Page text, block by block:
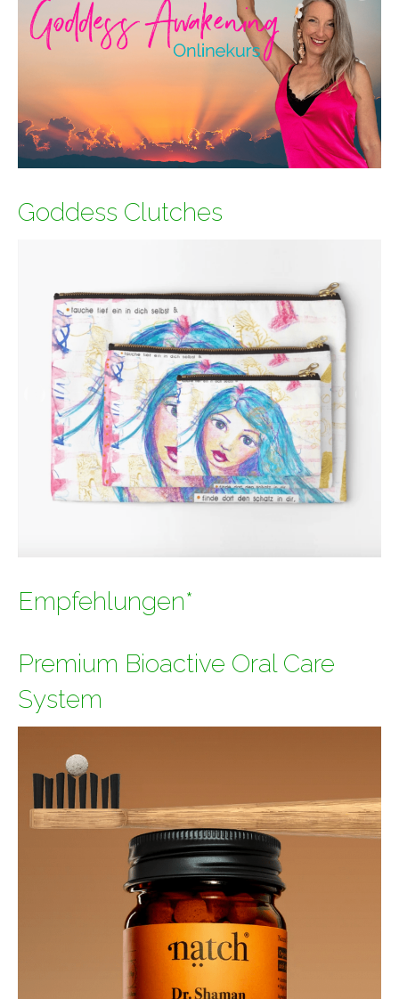
Goddess Clutches
Empfehlungen*
Premium Bioactive Oral Care
System